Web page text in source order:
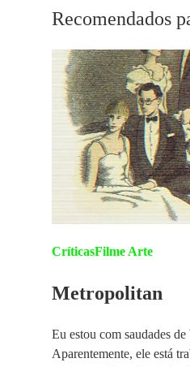
Recomendados
CríticasFilme Arte
Metropolitan
Eu estou com saudades
Aparentemente, ele está